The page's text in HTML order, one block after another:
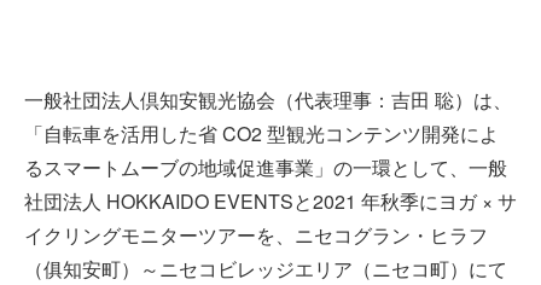
一般社団法人倶知安観光協会（代表理事：吉田 聡）は、
「自転車を活用した省 CO2 型観光コンテンツ開発によ
るスマートムーブの地域促進事業」の一環として、一般
社団法人 HOKKAIDO EVENTSと2021 年秋季にヨガ × サ
イクリングモニターツアーを、ニセコグラン・ヒラフ
（俱知安町）～ニセコビレッジエリア（ニセコ町）にて